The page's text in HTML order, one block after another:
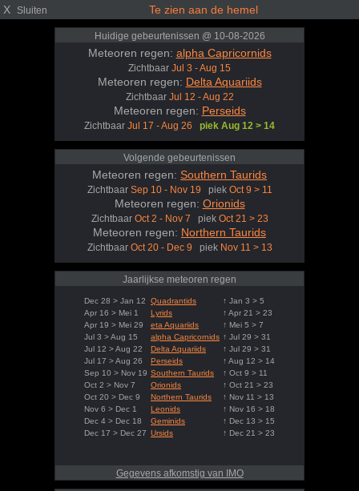
X Sluiten Te zien aan de hemel
Huidige gebeurtenissen @ 10-08-2026
Meteoren regen: alpha Capricornids
Zichtbaar Jul 3 - Aug 15
Meteoren regen: Delta Aquariids
Zichtbaar Jul 12 - Aug 22
Meteoren regen: Perseids
Zichtbaar Jul 17 - Aug 26 piek Aug 12 > 14
Volgende gebeurtenissen
Meteoren regen: Southern Taurids
Zichtbaar Sep 10 - Nov 19 piek Oct 9 > 11
Meteoren regen: Orionids
Zichtbaar Oct 2 - Nov 7 piek Oct 21 > 23
Meteoren regen: Northern Taurids
Zichtbaar Oct 20 - Dec 9 piek Nov 11 > 13
Jaarlijkse meteoren regen
Dec 28 > Jan 12 Quadrantids
↑ Jan 3 > 5
Apr 16 > Mei 1
Lyrids
↑ Apr 21 > 23
Apr 19 > Mei 29
eta Aquariids
↑ Mei 5 > 7
Jul 3 > Aug 15
alpha Capricornids ↑ Jul 29 > 31
Jul 12 > Aug 22
Delta Aquariids
↑ Jul 29 > 31
Jul 17 > Aug 26
Perseids
↑ Aug 12 > 14
Sep 10 > Nov 19 Southern Taurids
↑ Oct 9 > 11
Oct 2 > Nov 7
Orionids
↑ Oct 21 > 23
Oct 20 > Dec 9
Northern Taurids
↑ Nov 11 > 13
Nov 6 > Dec 1
Leonids
↑ Nov 16 > 18
Dec 4 > Dec 18
Geminids
↑ Dec 13 > 15
Dec 17 > Dec 27 Ursids ↑ Dec 21 > 23
Gegevens afkomstig van IMO